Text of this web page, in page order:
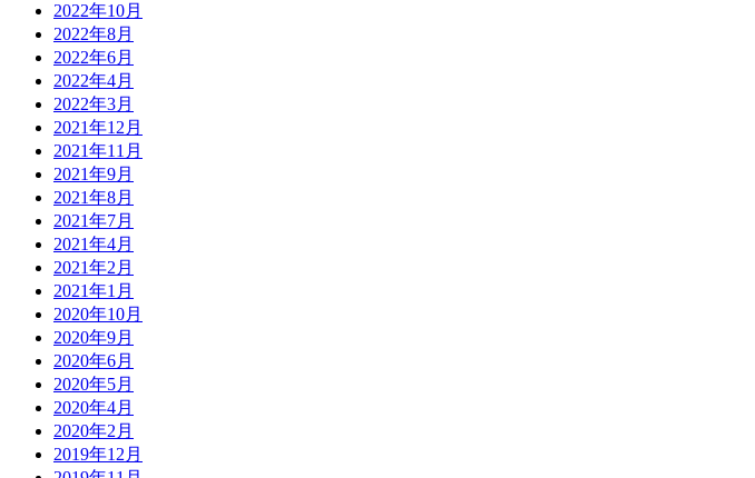
2022年10月
2022年8月
2022年6月
2022年4月
2022年3月
2021年12月
2021年11月
2021年9月
2021年8月
2021年7月
2021年4月
2021年2月
2021年1月
2020年10月
2020年9月
2020年6月
2020年5月
2020年4月
2020年2月
2019年12月